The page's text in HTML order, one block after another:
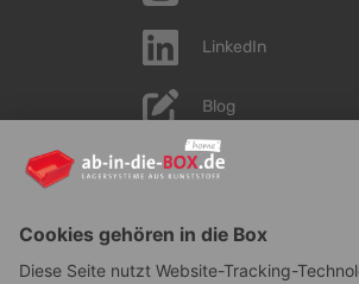
LinkedIn
Blog
YouTube